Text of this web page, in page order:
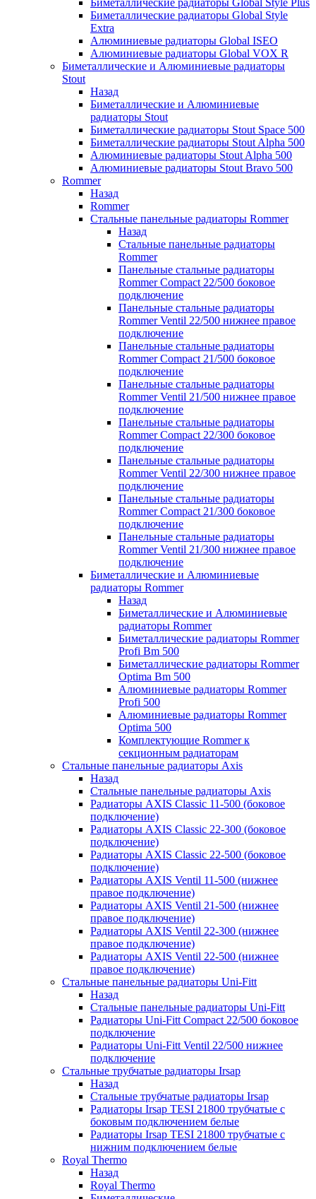
Биметаллические радиаторы Global Style Plus
Биметаллические радиаторы Global Style
Extra
Алюминиевые радиаторы Global ISEO
Алюминиевые радиаторы Global VOX R
Биметаллические и Алюминиевые радиаторы
Stout
Назад
Биметаллические и Алюминиевые
радиаторы Stout
Биметаллические радиаторы Stout Space 500
Биметаллические радиаторы Stout Alpha 500
Алюминиевые радиаторы Stout Alpha 500
Алюминиевые радиаторы Stout Bravo 500
Rommer
Назад
Rommer
Стальные панельные радиаторы Rommer
Назад
Стальные панельные радиаторы
Rommer
Панельные стальные радиаторы
Rommer Compact 22/500 боковое
подключение
Панельные стальные радиаторы
Rommer Ventil 22/500 нижнее правое
подключение
Панельные стальные радиаторы
Rommer Compact 21/500 боковое
подключение
Панельные стальные радиаторы
Rommer Ventil 21/500 нижнее правое
подключение
Панельные стальные радиаторы
Rommer Compact 22/300 боковое
подключение
Панельные стальные радиаторы
Rommer Ventil 22/300 нижнее правое
подключение
Панельные стальные радиаторы
Rommer Compact 21/300 боковое
подключение
Панельные стальные радиаторы
Rommer Ventil 21/300 нижнее правое
подключение
Биметаллические и Алюминиевые
радиаторы Rommer
Назад
Биметаллические и Алюминиевые
радиаторы Rommer
Биметаллические радиаторы Rommer
Profi Bm 500
Биметаллические радиаторы Rommer
Optima Bm 500
Алюминиевые радиаторы Rommer
Profi 500
Алюминиевые радиаторы Rommer
Optima 500
Комплектующие Rommer к
секционным радиаторам
Стальные панельные радиаторы Axis
Назад
Стальные панельные радиаторы Axis
Радиаторы AXIS Classic 11-500 (боковое
подключение)
Радиаторы AXIS Classic 22-300 (боковое
подключение)
Радиаторы AXIS Classic 22-500 (боковое
подключение)
Радиаторы AXIS Ventil 11-500 (нижнее
правое подключение)
Радиаторы AXIS Ventil 21-500 (нижнее
правое подключение)
Радиаторы AXIS Ventil 22-300 (нижнее
правое подключение)
Радиаторы AXIS Ventil 22-500 (нижнее
правое подключение)
Стальные панельные радиаторы Uni-Fitt
Назад
Стальные панельные радиаторы Uni-Fitt
Радиаторы Uni-Fitt Compact 22/500 боковое
подключение
Радиаторы Uni-Fitt Ventil 22/500 нижнее
подключение
Стальные трубчатые радиаторы Irsap
Назад
Стальные трубчатые радиаторы Irsap
Радиаторы Irsap TESI 21800 трубчатые с
боковым подключением белые
Радиаторы Irsap TESI 21800 трубчатые с
нижним подключением белые
Royal Thermo
Назад
Royal Thermo